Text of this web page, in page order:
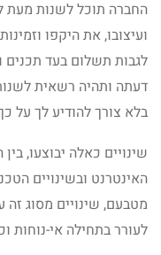
החברה תוכל לשנות
ועיצובו, את היקפו
לגבות תשלום בעד תכנים
דעתה ותהיה רשאית
בלא צורך להודיע לך על
שינויים כאלה יבוצעו,
האינטרנט ובשינויים
מטבעם, שינויים מסוג זה
לעורר בתחילה אי-נוחות